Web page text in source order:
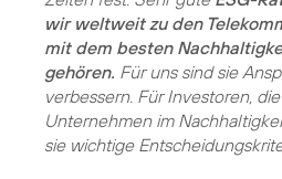
wir weltweit zu den
mit dem besten
gehören. Für uns sind sie
verbessern. Für Investoren,
Unternehmen im
sie wichtige